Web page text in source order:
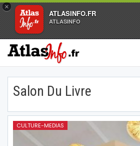
×
ATLASINFO.FR
ATLASINFO
Salon Du Livre
CULTURE-MEDIAS